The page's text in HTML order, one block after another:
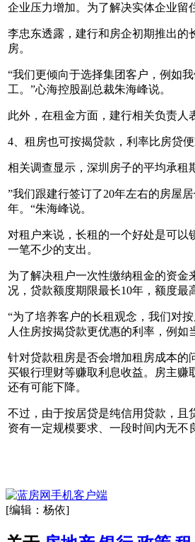
企业压力增加。为了解决实体企业留
李忠东透露，建行和房企初期推出的
房。
“我们更倾向于选择集团客户，例如
工。”心海控股副总裁朱海峰说。
此外，在租金方面，建行相关负责人
4、租房也可按揭贷款，利率比房贷
相关调查显示，深圳房子的平均承租
”我们跟建行签订了20年左右的房屋
年。“朱海峰说。
对租户来说，长租的一个好处是可
一笔不少的支出。
为了解决租户一次性缴纳租金的资金
况，贷款额度期限最长10年，额度最
“为了培养客户的长租观念，我们对
人住房按揭贷款更优惠的利率，例如
针对贷款租房是否会增加租房成本的
买银行理财等赚取利息收益。房主赚
还有可能下降。
不过，由于按居贷是纯信用贷款，且
资有一定规模要求、一段时间内无不
[编辑：杨依]